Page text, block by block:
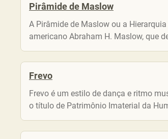
Pirâmide de Maslow
A Pirâmide de Maslow ou a
americano Abraham H. Maslow, que
Frevo
Frevo é um estilo de dança e ritmo
o título de Patrimônio Imaterial da